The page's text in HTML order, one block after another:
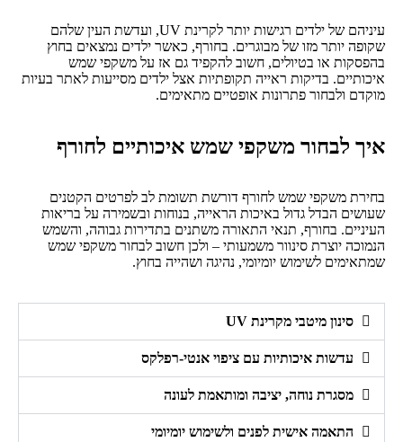
עיניהם של ילדים רגישות יותר לקרינת UV, ועדשת העין שלהם
שקופה יותר מזו של מבוגרים. בחורף, כאשר ילדים נמצאים בחוץ
בהפסקות או בטיולים, חשוב להקפיד גם אז על משקפי שמש
איכותיים. בדיקות ראייה תקופתיות אצל ילדים מסייעות לאתר בעיות
מוקדם ולבחור פתרונות אופטיים מתאימים.
איך לבחור משקפי שמש איכותיים לחורף
בחירת משקפי שמש לחורף דורשת תשומת לב לפרטים הקטנים
שעושים הבדל גדול באיכות הראייה, בנוחות ובשמירה על בריאות
העיניים. בחורף, תנאי התאורה משתנים בתדירות גבוהה, והשמש
הנמוכה יוצרת סינוור משמעותי – ולכן חשוב לבחור משקפי שמש
שמתאימים לשימוש יומיומי, נהיגה ושהייה בחוץ.
סינון מיטבי מקרינת UV
עדשות איכותיות עם ציפוי אנטי-רפלקס
מסגרת נוחה, יציבה ומותאמת לעונה
התאמה אישית לפנים ולשימוש יומיומי